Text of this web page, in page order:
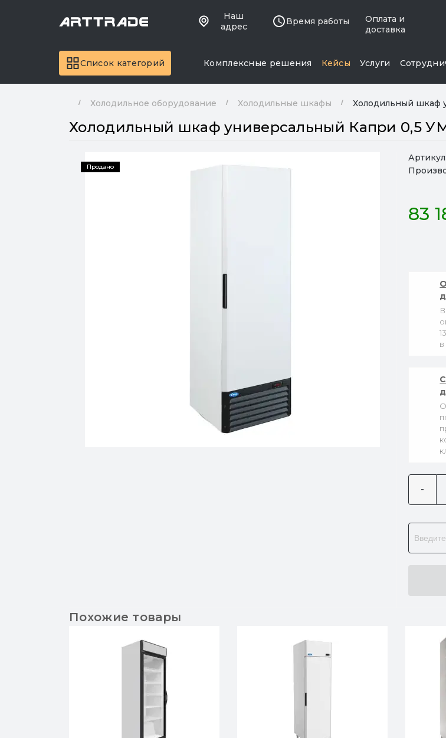
Наш
адрес
Время работы
Оплата и
доставка
Список категорий Комплексные решения Кейсы Услуги
Холодильное оборудование Холодильные шкафы Холодильный шкаф
Холодильный шкаф универсальный Капри 0,5
Продано
Артикул:
83
в
-
Похожие товары